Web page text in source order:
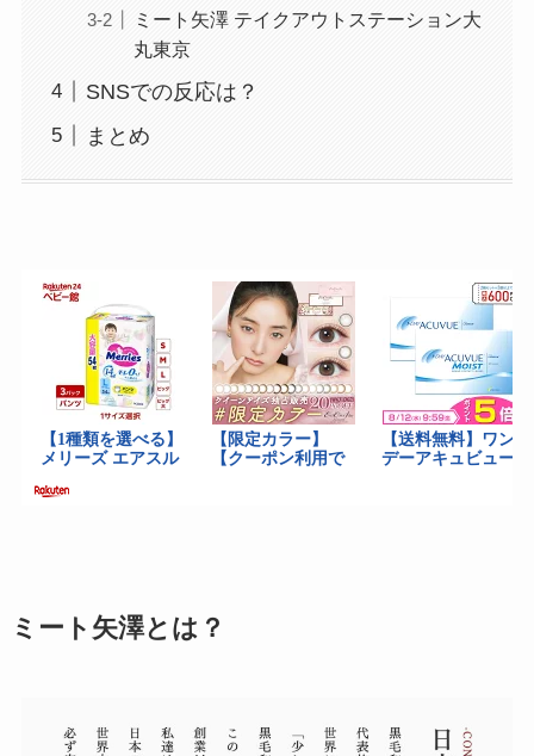
ミート矢澤 テイクアウトステーション大
丸東京
SNSでの反応は？
まとめ
ミート矢澤とは？